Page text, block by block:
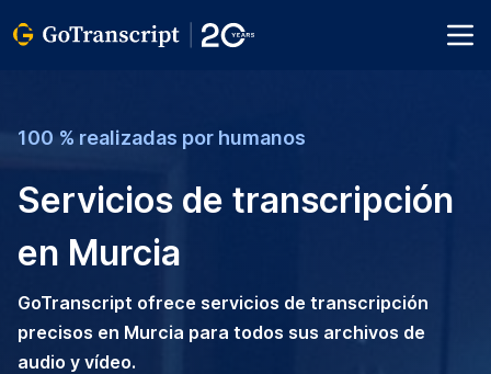
100 % realizadas por humanos
Servicios de transcripción
en Murcia
GoTranscript ofrece servicios de transcripción
precisos en Murcia para todos sus archivos de
audio y vídeo.